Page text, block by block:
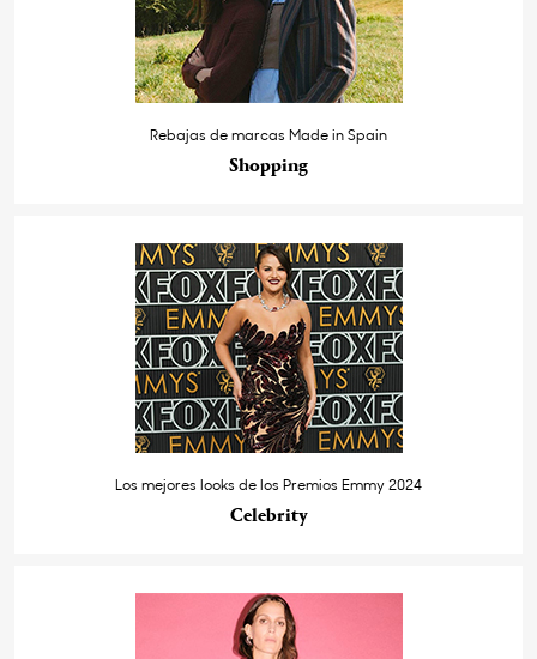
Rebajas de marcas Made in Spain
Shopping
Los mejores looks de los Premios Emmy 2024
Celebrity